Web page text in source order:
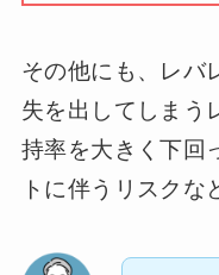
その他にも、レバ
失を出してしまう
持率を大きく下回
トに伴うリスクな